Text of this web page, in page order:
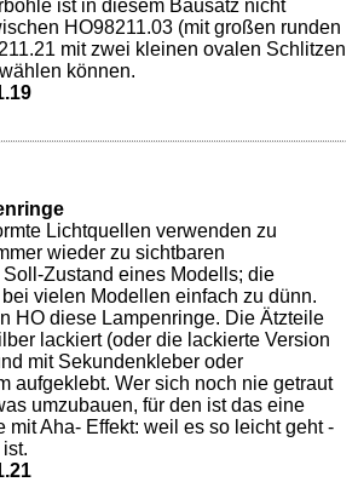
ist in diesem Bausatz nicht
HO98211.03 (mit großen runden
mit zwei kleinen ovalen Schlitzen
können.
Lichtquellen verwenden zu
wieder zu sichtbaren
Zustand eines Modells; die
vielen Modellen einfach zu dünn.
HO diese Lampenringe. Die Ätzteile
lackiert (oder die lackierte Version
mit Sekundenkleber oder
aufgeklebt. Wer sich noch nie getraut
umzubauen, für den ist das eine
mit Aha- Effekt: weil es so leicht geht -